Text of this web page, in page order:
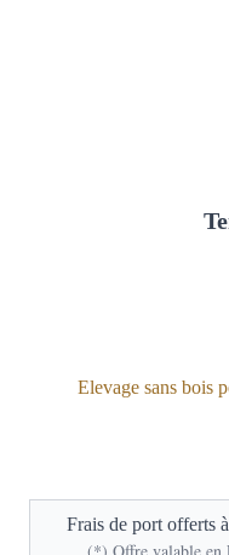
Elevage sans bois
Frais de port offerts